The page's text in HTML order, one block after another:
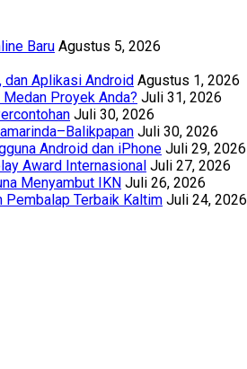
Baru Agustus 5, 2026
dan Aplikasi Android Agustus 1, 2026
Proyek Anda? Juli 31, 2026
Juli 30, 2026
Juli 30, 2026
Android dan iPhone Juli 29, 2026
Award Internasional Juli 27, 2026
Menyambut IKN Juli 26, 2026
Pembalap Terbaik Kaltim Juli 24, 2026